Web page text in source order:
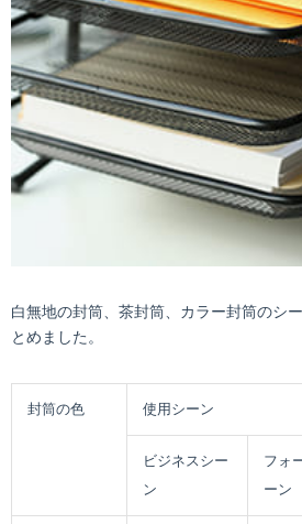
白無地の封筒、茶封筒、カラー封筒のシ
とめました。
封筒の色 使用シーン
ビジネスシー
ン
フォ
ーン